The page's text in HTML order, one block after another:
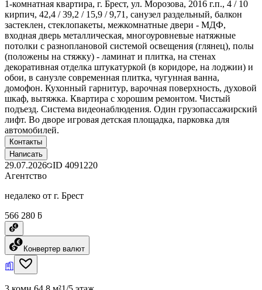
1-комнатная квартира, г. Брест, ул. Морозова, 2016 г.п., 4 / 10
кирпич, 42,4 / 39,2 / 15,9 / 9,71, санузел раздельный, балкон
застеклен, стеклопакеты, межкомнатные двери - МДФ,
входная дверь металлическая, многоуровневые натяжные
потолки с разноплановой системой освещения (глянец), полы
(положены на стяжку) - ламинат и плитка, на стенах
декоративная отделка штукатуркой (в коридоре, на лоджии) и
обои, в санузле современная плитка, чугунная ванна,
домофон. Кухонный гарнитур, варочная поверхность, духовой
шкаф, вытяжка. Квартира с хорошим ремонтом. Чистый
подъезд. Система видеонаблюдения. Один грузопассажирский
лифт. Во дворе игровая детская площадка, парковка для
автомобилей.
Контакты
Написать
29.07.2026 ID 4091220
Агентство
недалеко от г. Брест
566 280 ƃ
Конвертер валют